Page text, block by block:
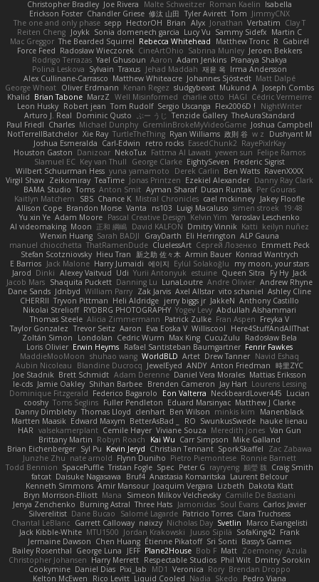
Christopher Bradley Joe Rivera Malte Schweitzer Roman Kaelin Isabella
Erickson Foster Chandler Griese 修汰 山田 Tyler Avirett Tom JimmyCNX
The one and only phase sepp HectorOH Brian Alyx Jonathan Verbatim Clay T
Reiten Cheng Joykk Sonia domenech garcia Lucy Vu Sammy Sidefx Martin C
Mac Greggor The Bearded Squirrel Rebecca Whitehead Matthew Tronc R Gabirél
Force Feed Radosław Wieczorek CineArtOhio Sabrina Munley Jeroen Bekkers
Rodrigo Terrazas Yael Ghusoun Aaron Adam Jenkins Pranaya Shakya
Polina Leskova Sylvain Traxus Jehad Maddah 재윤 옥 Irma Andersson
Alex Cullinane-Carrasco Matthew Whiteacre Johannes Sjöstedt Matt Dalpé
George Wheat Oliver Erdmann Kenan Regez sludgybeast Mukund A
Joseph Combs
Khalid Brian Tabone MarzZ Well Misinformed charlie otto HAGI Cédric Vermeirre
Leon Husky Robert jean Tom Rudolf Sergio Uscanga Flex2006D !
NightWriter
Arturo J. Real Dominic Qusto ぶー うじ Tenzide Gallery TheAuraStandard
Paul Friedl Charles Michael Dunphy GremlinBrokeMyVideoGame Joshua Campbell
NotTerrellBatchelor Xie Ray TurtleTheThing Ryan Williams 政則 谷 w z
Dushyant M
Joshua Esmeralda Carl-Edwin retro rocks EasedChunk2 RayePixlrKay
Houston Gaston Danizoar NekoTux Fattma Al Lawati yewen sun Felipe Ramos
Slamuel EC Key van Thull George Clarke EightySeven Frederic Sigrist
Wilbert Schuurman Hess yuna yamamoto Derek Carlin Ben Watts RavenXXXX
Virgil Shaw Zeikomiray TeaTime Jonas Printzen Ezekiel Alexander Danny Ray Clark
BAMA Studio Toms Anton Smit Ayman Sharaf Dusan Runtak Per Gouras
Kaitlyn Matchem
SBS Chance K Mistral Chronicles cael mckinney Jakey Floofle
Allison Cope Brandon Morse Vanta ns103 Luigi Macaluso simen stroek 19:48
Yu xin Ye Adam Moore Pascal Creative Design Kelvin Yim Yaroslav Leschenko
AI videomaking Moon 正和 綱嶋 David KALFON Dmitry Vinnik Katti keilyn nuñez
Wenxin Huang Sarah BADJI GrayDarth Eli Herrington ALP Gauna
manuel chiocchetta ThatRamenDude CluelessArt Cергей Лозенко Emmett Peck
Stefan Scotzniovsky Hieu Tran 新之助 佐々木 Armin Bauer Konrad Wantrych
E Barrios Jack Malone Harry Jumaidi 에이지 Eylül Solakoğlu
my moon, your stars
Jarod Dinki Alexey Vaitvud Udi Yurii Antonyuk estuine Queen Sitra Fy Hy Jack
Jacob Mars Shaquita Puckett Danning Lu LunaLoutre Andre Olivier Andrew Rhyne
Dane Sands Jdnbyd William Parry Zak Jarvis Axel Allstar vito schaniel Ashley Cline
CHERRII Tryvon Pittman Heli Aldridge jerry biggs jr JakkeN Anthony Castillo
Nikolai Strelioff RYDBRG PHOTOGRAPHY Yogev Levy Abdullah Alshammari
Thomas Steele Alicia Zimmermann Patrick Zulke Fran Aspen Freyka V
Taylor Gonzalez Trevor Seitz Aaron Eva Eoska V Williscool
Here4StuffAndAllThat
Zoltán Simon
Londolan Cedric Wurm Max King CucuZulu
Radosław Bela
Loris Olivier Erwin Heyms Rafael Santisteban Baumgartner Fenrir Fawkes
MaddieMooMoon shuhao wang WorldBLD Artet Drew Tanner Navid Eshaq
Aubin Nicoleau
Blandine Ducrocq JewelEyed ANDY Anton Friedman 時里ZYC
Joe Stadnik Brett Schmidt Adam Derenne Daniel Vera Morales Mattias Eriksson
le-cds Jamie Oakley Shihan Barbee Brenden Cameron Jay Hart Lourens Lessing
Dominique Fitzgerald Federico Bagarolo Eon Valterra NeckbeardLover445 Lucian
cooshy Toms Seglins Fuller Pendleton Eduard Marsinyac Matthew J Clarke
Danny Dimbleby Thomas Lloyd clenhart Ben Wilson minkis kim
Manenblack
Martten Maasik Edward Maxym BetterAsBad _ RO SwunkusSwede hauke lienau
HAR valsekamerplant Cemile Høyer Viviane Souza Meredith Jones Van Gun
Brittany Martin Robyn Roach Kai Wu Carr Simpson Mike Galland
Brian Eichenberger Syl Pu Kevin Jeryd Christian Tennant SporkSkaffel
Zac Zabawa
Junzhe Zhu nate arnold Flynn Duniho Pietro Piemontese Ronnie Barnett
Todd Bennion SpacePuffle Tristan Fogle Spec Peter G rayryeng 鸝瑩 魏 Craig Smith
fatcat Daisuke Nagasawa Bruf4 Anastasia Komaritska Laurent Belcour
Kenneth Simmons Amir Mansour Joaquim Vergara Lizbeth Dakota Klatt
Bryn Morrison-Elliott Mana Simeon Milkov Velchevsky Camille De Bastiani
Jenya Zenchenko Burning Astral Three Hats Jamonidas Soul Evans Carlos Javier
Silverelitist Dane Bucao Salomé Lagarde Patricio Torres Clara Truchsess
Chantal LeBlanc Garrett Calloway nøixzy Nicholas Day Svetlin
Marco Evangelisti
Jack Kibble-White MTU1500 Jordan Krakowski Juuso Sipilä SofaKing42 Frank
Jermaine Dawson Chen Huang Étienne Pikatoff Sri Sonti Bassy's Games
Bailey Rosenthal George Luna JEFF Plane2House Bob F Matt Zoemoney Azula
Christopher Johansen Harry Merrett Respectable Studios Phil Wilt Dmitry Sorokin
Cookymine Daniel Dias Pixi_lab MD1 Veronica Rory Brendan Droppo
Kelton McEwen
Rico Levitt Liquid Cooled Nadia Skedo
Pedro Viana